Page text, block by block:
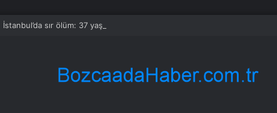
İstanbul’da sır ölüm: 37 yaşındaki kadın savcının evinde ölü bulundu!